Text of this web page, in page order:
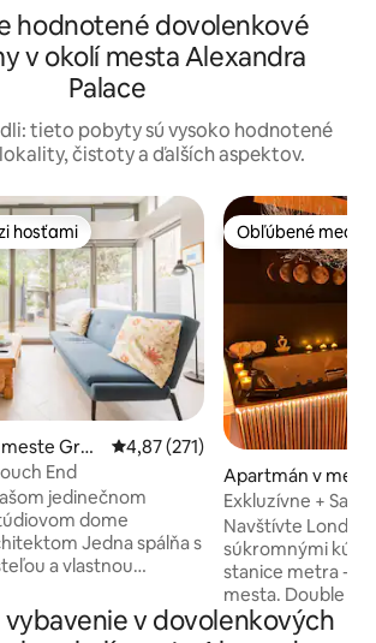
hodnotené dovolenkové
v okolí mesta Alexandra
Palace
tieto pobyty sú vysoko hodnotené
čistoty a ďalších aspektov.
hosťami
hosťami
Grea
Priemerné ohodnotenie 4,87 z
4,87 (271)
End
jedinečnom
dome
spálňa s
a vlastnou
izbe sa dá rozložiť na
Za
Obľúbené medzi
Obľúbené medzi
Apartmán v
London
Exkluzívne +
Navštívte Londýn
súkromnými
stanice metra -
mesta. Double
time with your
v dovolenkových